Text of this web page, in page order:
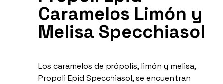
Caramelos Limón y
Melisa Specchiasol
Los caramelos de própolis, limón y melisa,
Propoli Epid Specchiasol, se encuentran